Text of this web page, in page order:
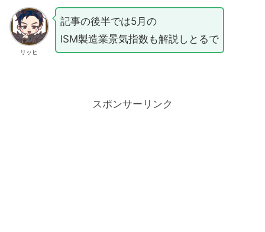
リッヒ
記事の後半では5月の
ISM製造業景気指数も解説しとるで
スポンサーリンク